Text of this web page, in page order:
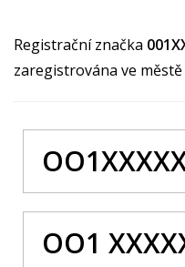
Registrační značka
zaregistrována ve městě
OO1